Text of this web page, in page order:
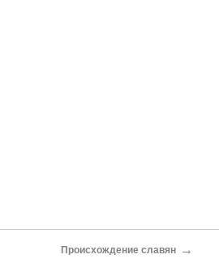
Происхождение славян →